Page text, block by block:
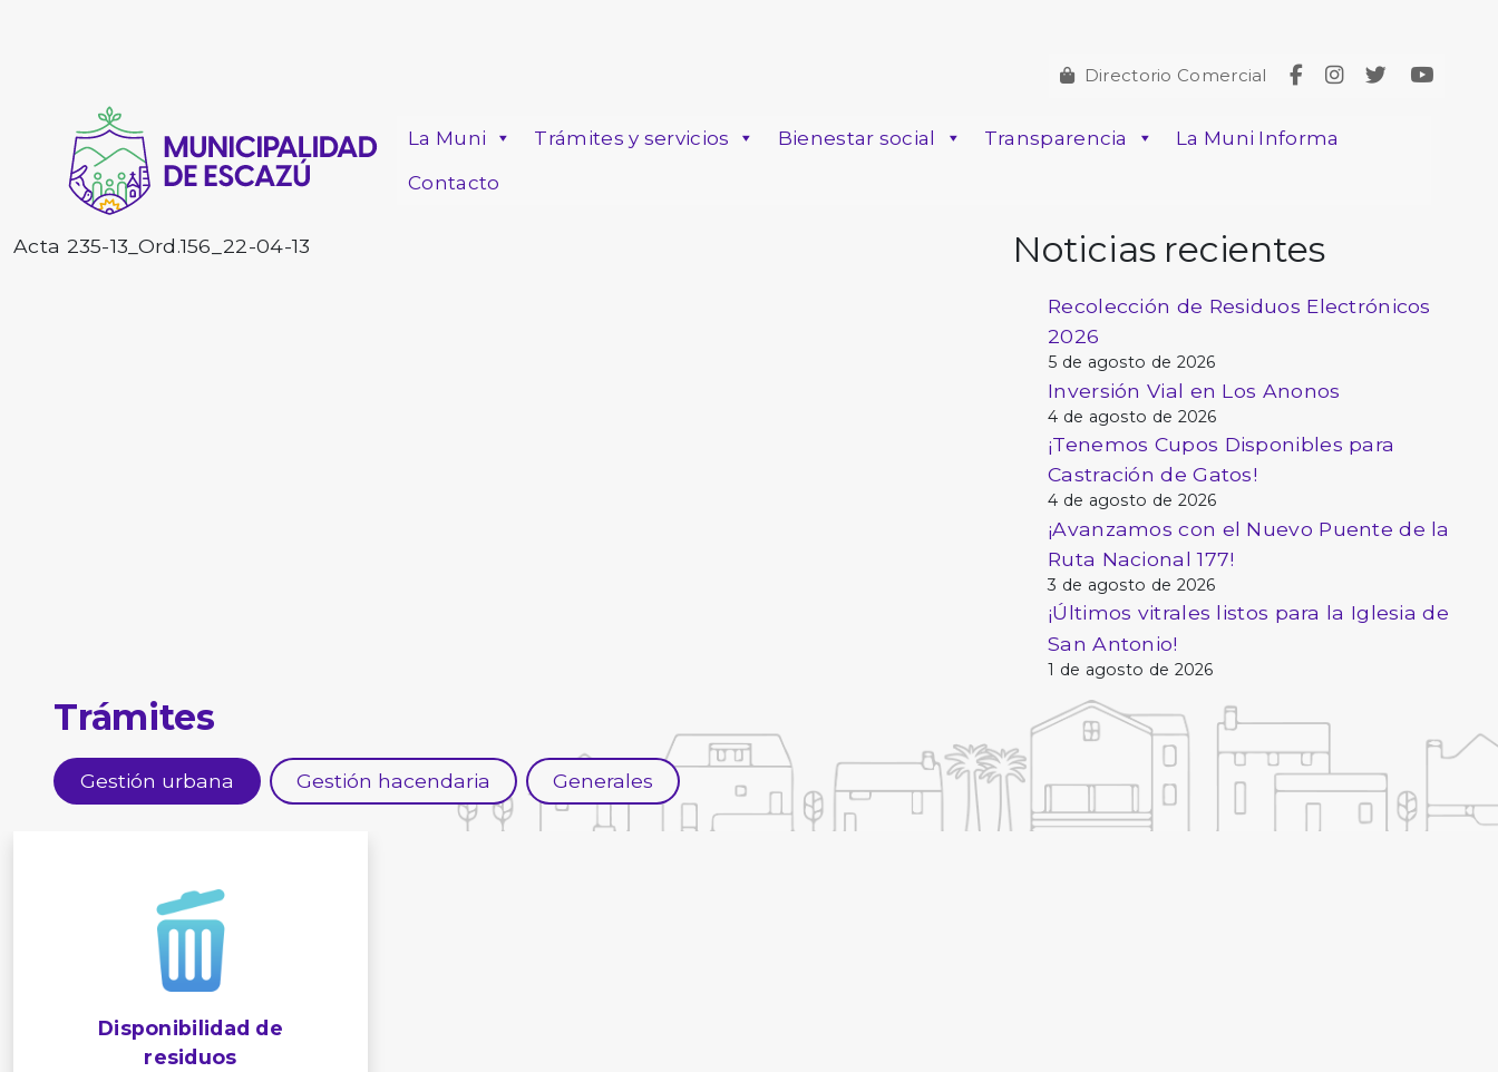
Directorio Comercial
La Muni Trámites y servicios Bienestar social Transparencia
La Muni Informa
Contacto
Acta 235-13_Ord.156_22-04-13 Noticias recientes
Recolección de Residuos Electrónicos
2026
5 de agosto de 2026
Inversión Vial en Los Anonos
4 de agosto de 2026
¡Tenemos Cupos Disponibles para
Castración de Gatos!
4 de agosto de 2026
¡Avanzamos con el Nuevo Puente de la
Ruta Nacional 177!
3 de agosto de 2026
¡Últimos vitrales listos para la Iglesia de
San Antonio!
1 de agosto de 2026
Trámites
Gestión urbana Gestión hacendaria Generales
Disponibilidad de
residuos